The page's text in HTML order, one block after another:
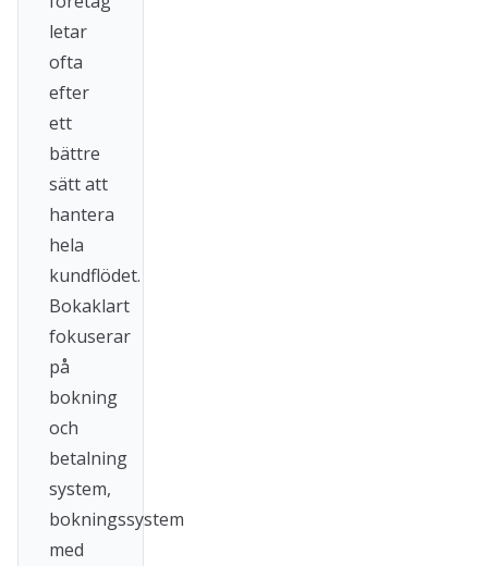
letar
ofta
efter
ett
bättre
sätt att
hantera
hela
kundflödet.
Bokaklart
fokuserar
på
bokning
och
betalning
system,
bokningssystem
med